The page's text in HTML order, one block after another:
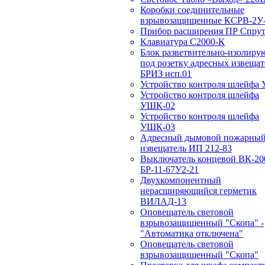
Коробки соединительные
взрывозащищенные КСРВ-
Прибор расширения ПР
Клавиатура С2000-К
Блок разветвительно-
под розетку адресных
БРИЗ исп.01
Устройство контроля
Устройство контроля шлейфа
УШК-02
Устройство контроля шлейфа
УШК-03
Адресный дымовой пожарный
извещатель ИП 212-83
Выключатель концевой ВК-
БР-11-67У2-21
Двухкомпонентный
нерасширяющийся герметик
ВИЛАД-13
Оповещатель световой
взрывозащищенный "Скопа" -
"Автоматика отключена"
Оповещатель световой
взрывозащищенный "Скопа"